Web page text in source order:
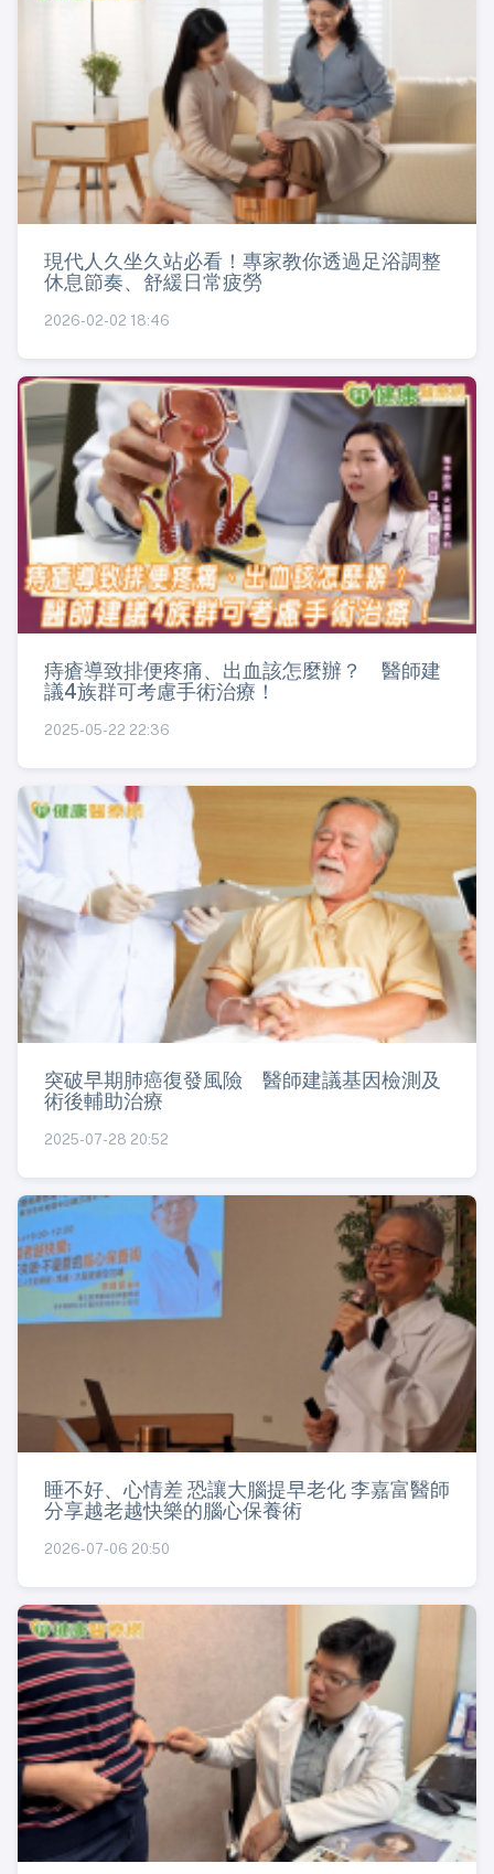
現代人久坐久站必看！專家教你透過足浴調整
休息節奏、舒緩日常疲勞
2026-02-02 18:46
痔瘡導致排便疼痛、出血該怎麼辦？ 醫師建
議4族群可考慮手術治療！
2025-05-22 22:36
突破早期肺癌復發風險 醫師建議基因檢測及
術後輔助治療
2025-07-28 20:52
睡不好、心情差 恐讓大腦提早老化 李嘉富醫師
分享越老越快樂的腦心保養術
2026-07-06 20:50